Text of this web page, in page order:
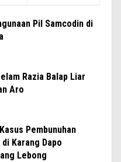
Pil Samcodin di
Razia Balap Liar
Aro
Pembunuhan
Karang Dapo
Lebong